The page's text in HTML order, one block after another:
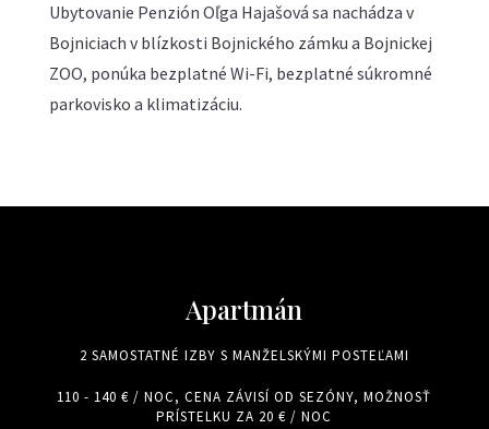
Ubytovanie Penzión Oľga Hajašová sa nachádza v
Bojniciach v blízkosti Bojnického zámku a Bojnickej
ZOO, ponúka bezplatné Wi-Fi, bezplatné súkromné
parkovisko a klimatizáciu.
Apartmán
2 SAMOSTATNÉ IZBY S MANŽELSKÝMI POSTEĽAMI
110 - 140 € / NOC, CENA ZÁVISÍ OD SEZÓNY, MOŽNOSŤ
PRÍSTELKU ZA 20 € / NOC